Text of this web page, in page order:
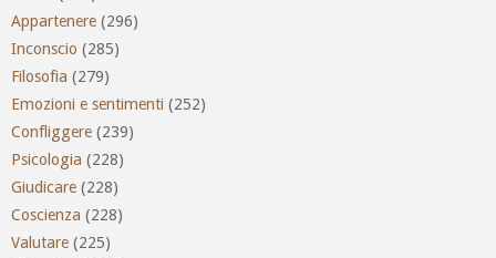
Appartenere (296)
Inconscio (285)
Filosofia (279)
Emozioni e sentimenti (252)
Confliggere (239)
Psicologia (228)
Giudicare (228)
Coscienza (228)
Valutare (225)